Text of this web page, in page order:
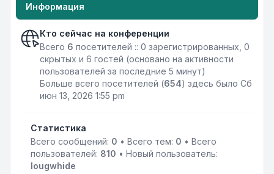
Информация
Кто сейчас на конференции
Всего 6 посетителей :: 0 зарегистрированных, 0
скрытых и 6 гостей (основано на активности
пользователей за последние 5 минут)
Больше всего посетителей (654) здесь было Сб
июн 13, 2026 1:55 pm
Статистика
Всего сообщений: 0 • Всего тем: 0 • Всего
пользователей: 810 • Новый пользователь:
Iougwhide